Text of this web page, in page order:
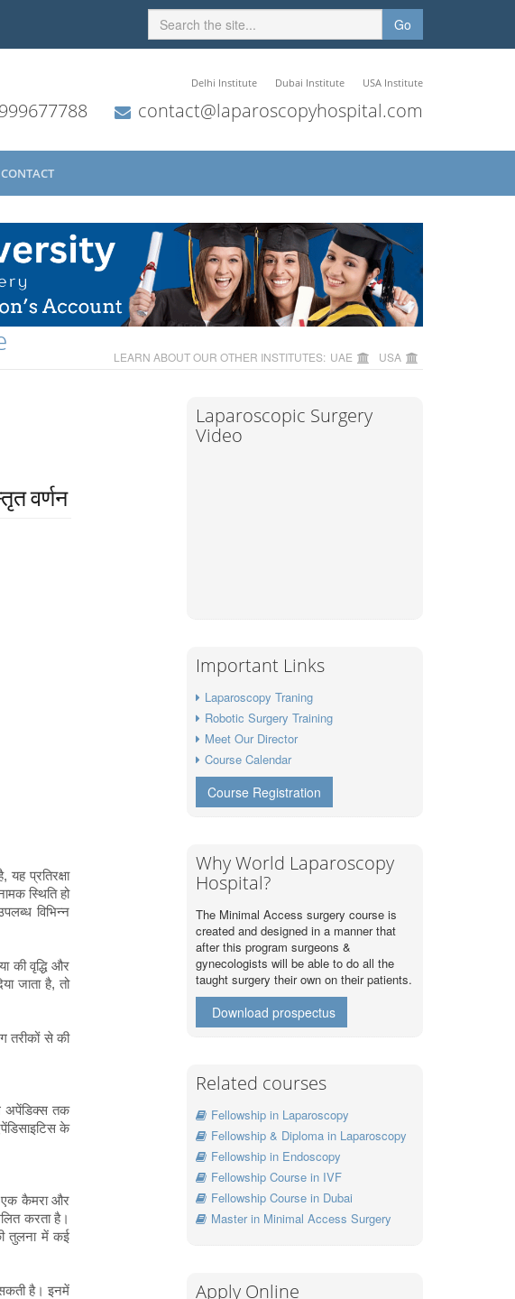
Go
Delhi Institute Dubai Institute USA Institute
contact@laparoscopyhospital.com
CONTACT
LEARN ABOUT OUR OTHER INSTITUTES: UAE USA
वर्णन
प्रतिरक्षा
स्थिति हो
विभिन्न
की वृद्धि और
जाता है, तो
तरीकों से की
अपेंडिक्स तक
के
एक कैमरा और
करता है।
तुलना में कई
है। इनमें
Laparoscopic Surgery
Video
Important Links
Laparoscopy Traning
Robotic Surgery Training
Meet Our Director
Course Calendar
Course Registration
Why World Laparoscopy
Hospital?
The Minimal Access surgery course is
created and designed in a manner that
after this program surgeons &
gynecologists will be able to do all the
taught surgery their own on their patients.
Download prospectus
Related courses
Fellowship in Laparoscopy
Fellowship & Diploma in Laparoscopy
Fellowship in Endoscopy
Fellowship Course in IVF
Fellowship Course in Dubai
Master in Minimal Access Surgery
Apply Online